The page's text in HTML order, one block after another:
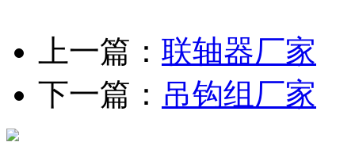
上一篇： 联轴器厂家
下一篇： 吊钩组厂家